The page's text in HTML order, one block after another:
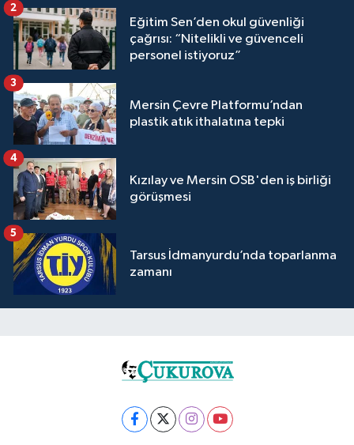
Eğitim Sen’den okul güvenliği
çağrısı: “Nitelikli ve güvenceli
personel istiyoruz”
2
Mersin Çevre Platformu’ndan
plastik atık ithalatına tepki
3
Kızılay ve Mersin OSB'den iş birliği
görüşmesi
4
Tarsus İdmanyurdu’nda toparlanma
zamanı
5